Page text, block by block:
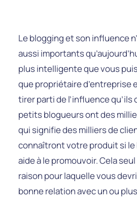
Le blogging et son influence
aussi importants
plus intelligente que vous
que propriétaire d’entreprise
tirer parti de l’influence qu’ils
petits blogueurs ont des
qui signifie des milliers de
connaîtront votre produit si
aide à le promouvoir. Cela
raison pour laquelle vous
bonne relation avec un ou